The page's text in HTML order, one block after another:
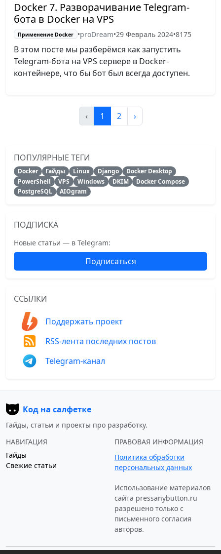
Docker 7. Разворачивание Telegram-
бота в Docker на VPS
Применение Docker •proDream•29 Февраль 2024•8175
В этом посте мы разберёмся как запустить
Telegram-бота на VPS сервере в Docker-
контейнере, что бы бот был всегда доступен.
‹ 1 2 ›
ПОПУЛЯРНЫЕ ТЕГИ
Docker Гайды Linux Django
Docker Desktop
PowerShell
VPS Windows DKIM
Docker Compose
PostgreSQL
AIOgram
ПОДПИСКА
Новые статьи — в Telegram:
Подписаться
ССЫЛКИ
Поддержать проект
RSS-лента последних постов
Telegram-канал
Код на салфетке
Гайды, статьи и проекты про разработку.
НАВИГАЦИЯ
Гайды
Свежие статьи
ПРАВОВАЯ ИНФОРМАЦИЯ
Политика обработки
персональных данных
Использование материалов
сайта pressanybutton.ru
разрешено только c
письменного согласия
авторов.